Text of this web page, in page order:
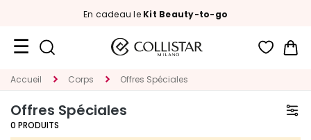
En cadeau le Kit Beauty-to-go
Format
Nouveautés
Accueil Corps Offres Spéciales
Offres Spéciales
0 PRODUITS